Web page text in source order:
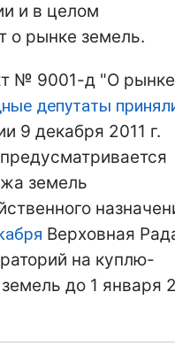
и в целом
о рынке земель.
№ 9001-д "О рынке
депутаты
9 декабря 2011 г.
земель
Верховная
на куплю-
до 1 января